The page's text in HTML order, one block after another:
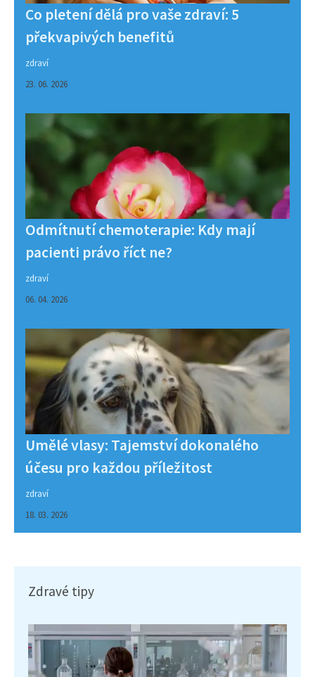
Co pletení dělá pro vaše zdraví: 5
překvapivých benefitů
zdraví
23. 06. 2026
Odmítnutí chemoterapie: Kdy mají
pacienti právo říct ne?
zdraví
06. 04. 2026
Umělé vlasy: Tajemství dokonalého
účesu pro každou příležitost
zdraví
18. 03. 2026
Zdravé tipy